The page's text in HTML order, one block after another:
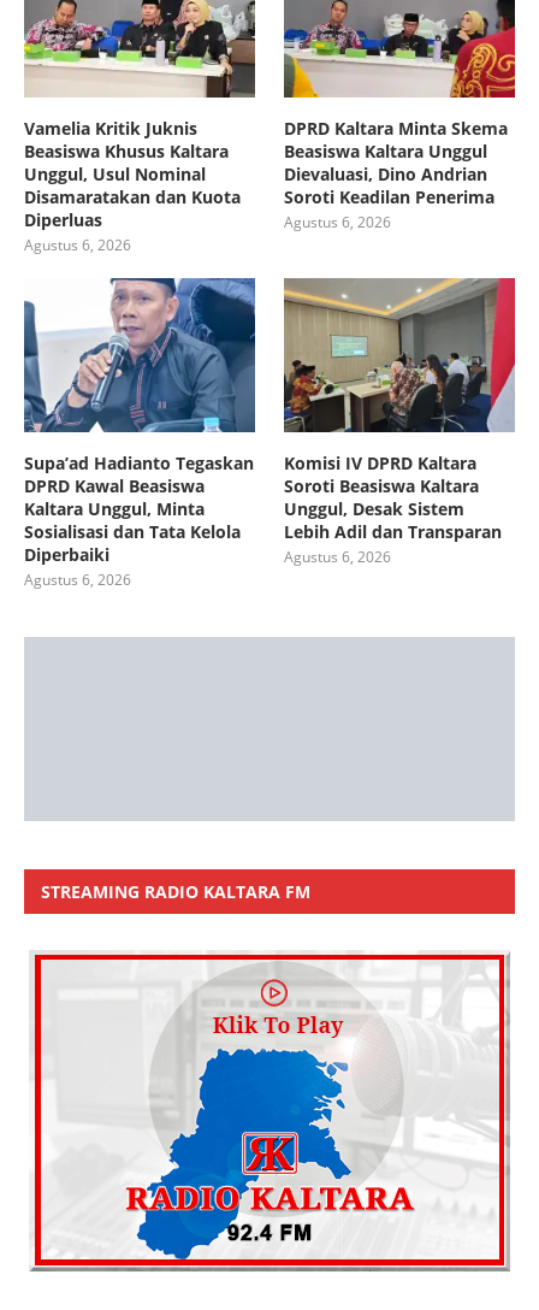
Vamelia Kritik Juknis
Beasiswa Khusus Kaltara
Unggul, Usul Nominal
Disamaratakan dan Kuota
Diperluas
Agustus 6, 2026
DPRD Kaltara Minta Skema
Beasiswa Kaltara Unggul
Dievaluasi, Dino Andrian
Soroti Keadilan Penerima
Agustus 6, 2026
Supa’ad Hadianto Tegaskan
DPRD Kawal Beasiswa
Kaltara Unggul, Minta
Sosialisasi dan Tata Kelola
Diperbaiki
Agustus 6, 2026
Komisi IV DPRD Kaltara
Soroti Beasiswa Kaltara
Unggul, Desak Sistem
Lebih Adil dan Transparan
Agustus 6, 2026
STREAMING RADIO KALTARA FM